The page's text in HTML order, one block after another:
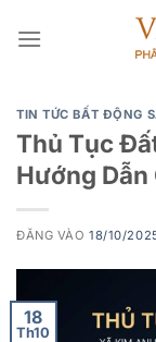
qua
TIN TỨC BẤT ĐỘNG
Thủ Tục
Hướng Dẫn
ĐĂNG VÀO18/10/
18
Th10